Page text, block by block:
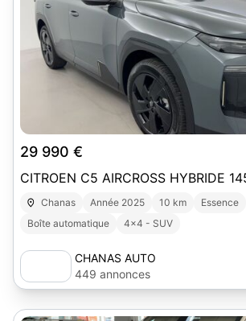
29 990 €
CITROEN C5 AIRCROSS HYBRIDE
Chanas Année 2025 10 km
Essence
Boîte automatique
4x4 - SUV
CHANAS AUTO
449 annonces